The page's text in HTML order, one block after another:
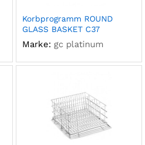
Korbprogramm ROUND
GLASS BASKET C37
Marke: gc platinum